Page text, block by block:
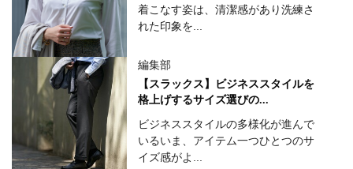
着こなす姿は、清潔感があり洗練さ
れた印象を...
編集部
【スラックス】ビジネススタイルを
格上げするサイズ選びの...
ビジネススタイルの多様化が進んで
いるいま、アイテム一つひとつのサ
イズ感がよ...